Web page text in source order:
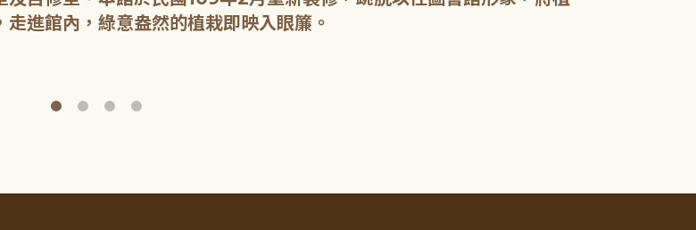
進館內，綠意盎然的植栽即映入眼簾。